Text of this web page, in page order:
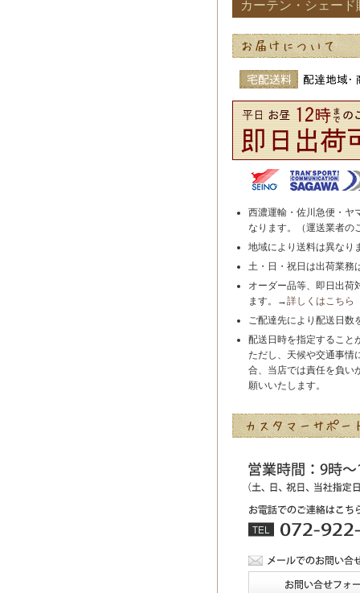
カーテン・シェー
西濃運輸・佐川急便・ヤ
なります。（運送業者の
地域により送料は異なり
土・日・祝日は出荷業務
オーダー品等、即日出荷
ます。→詳しくはこちら
ご配達先により配送日数
配送日時を指定すること
ただし、天候や交通事情
合、当店では責任を負い
願いいたします。